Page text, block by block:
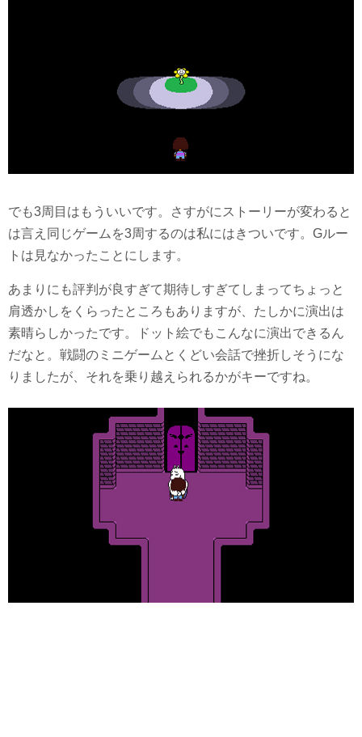
でも3周目はもういいです。さすがにストーリーが変わると
は言え同じゲームを3周するのは私にはきついです。Gルー
トは見なかったことにします。
あまりにも評判が良すぎて期待しすぎてしまってちょっと
肩透かしをくらったところもありますが、たしかに演出は
素晴らしかったです。ドット絵でもこんなに演出できるん
だなと。戦闘のミニゲームとくどい会話で挫折しそうにな
りましたが、それを乗り越えられるかがキーですね。